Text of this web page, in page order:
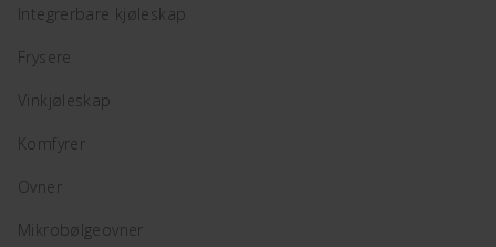
Integrerbare kjøleskap
Frysere
Vinkjøleskap
Komfyrer
Ovner
Mikrobølgeovner